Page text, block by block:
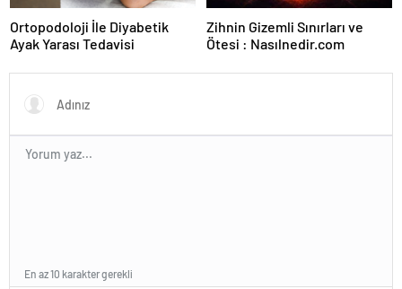
Ortopodoloji İle Diyabetik
Ayak Yarası Tedavisi
Zihnin Gizemli Sınırları ve
Ötesi : Nasılnedir.com
En az 10 karakter gerekli